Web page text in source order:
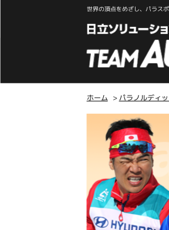
世界の頂点をめざし、パラス
ホーム >パラノルディ